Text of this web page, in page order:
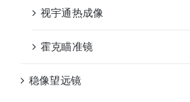
视宇通热成像
霍克瞄准镜
稳像望远镜